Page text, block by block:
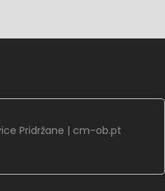
Pridržane | cm-ob.pt